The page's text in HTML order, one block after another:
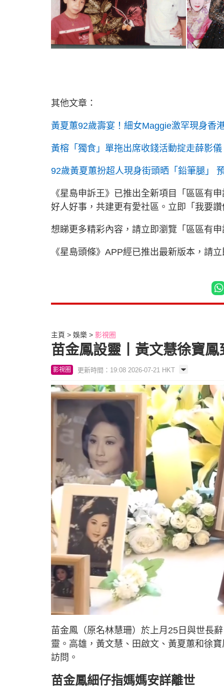
其他文章：
黃夏蕙92歲壽宴！細女Maggie激罕現身香
黃榕「獨食」單拖出席收錢活動掟走薛影
92歲黃夏蕙扮超人現身街頭晒「鉛筆腿」
《星島申訴王》已推出全新項目「區區有
好人好事，共建更有愛社區。立即「我要
想睇更多精彩內容，請立即瀏覽「區區有
《星島頭條》APP經已推出最新版本，請
主頁 娛樂 影視圈
苗金鳳設靈丨黃文慧徐寶
影視圈 更新時間：19:08 2026-07-21 HKT
n
L
e
d
1
1
苗金鳳（原名林慧珊）於上月25日與世長
靈。高雄，黃文慧、田啟文、黃夏蕙和徐
訪問。
苗金鳳細仔指媽媽安詳離世